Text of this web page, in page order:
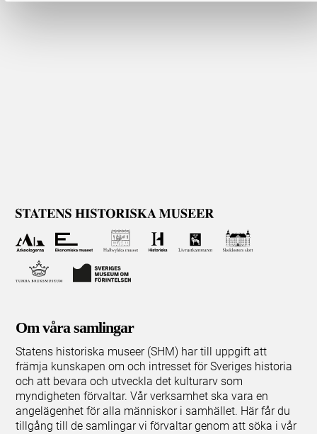
Om våra samlingar
Statens historiska museer (SHM) har till uppgift att
främja kunskapen om och intresset för Sveriges historia
och att bevara och utveckla det kulturarv som
myndigheten förvaltar. Vår verksamhet ska vara en
angelägenhet för alla människor i samhället. Här får du
tillgång till de samlingar vi förvaltar genom att söka i vår